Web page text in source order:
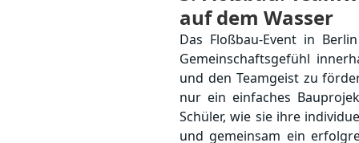
auf dem Wasser
Das Floßbau-Event in
Gemeinschaftsgefühl
und den Teamgeist zu
nur ein einfaches
Schüler, wie sie ihre
und gemeinsam ein